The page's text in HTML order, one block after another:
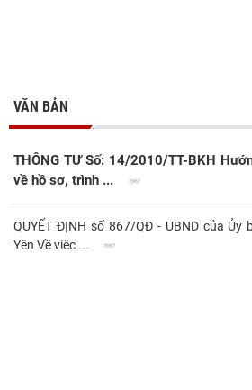
VĂN BẢN
THÔNG TƯ Số: 14/2010/TT-BKH
về hồ sơ, trình ...
QUYẾT ĐỊNH số 867/QĐ - UBND của
Yên Về việc ...